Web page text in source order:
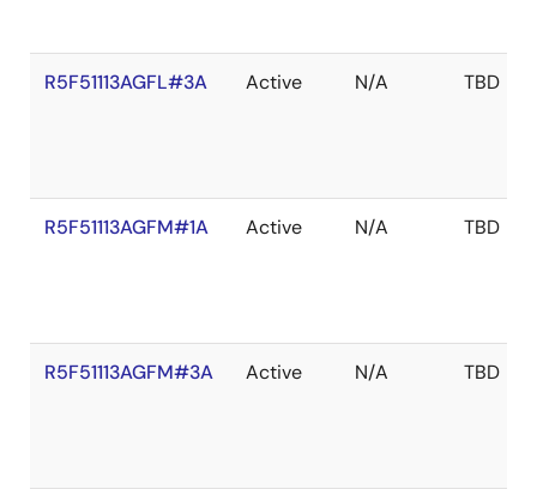
R5F51113AGFL#3A Active N/A TBD
R5F51113AGFM#1A Active N/A TBD
R5F51113AGFM#3A Active N/A TBD